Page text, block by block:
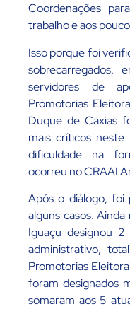
Coordenações
trabalho e aos
Isso porque foi
sobrecarregados,
servidores de
Promotorias
Duque de Caxias
mais críticos
dificuldade na
ocorreu no CRAAI
Após o diálogo, foi
alguns casos.
Iguaçu designou
administrativo,
Promotorias
foram designados
somaram aos 5